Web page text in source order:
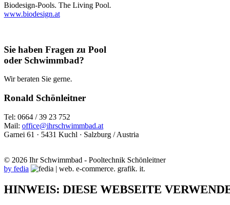
Biodesign-Pools. The Living Pool.
www.biodesign.at
Sie haben Fragen zu Pool
oder Schwimmbad?
Wir beraten Sie gerne.
Ronald Schönleitner
Tel: 0664 / 39 23 752
Mail: office@ihrschwimmbad.at
Garnei 61 · 5431 Kuchl · Salzburg / Austria
© 2026 Ihr Schwimmbad - Pooltechnik Schönleitner
by fedia
HINWEIS: DIESE WEBSEITE